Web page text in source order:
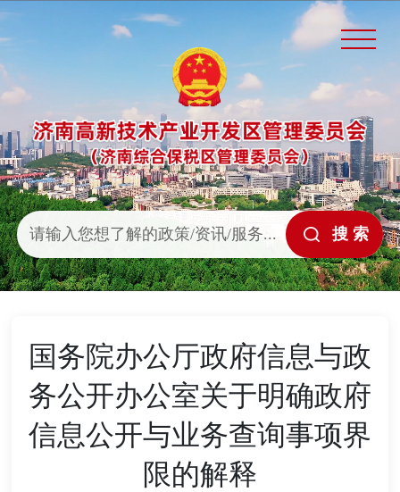
国务院办公厅政府信息与政
务公开办公室关于明确政府
信息公开与业务查询事项界
限的解释